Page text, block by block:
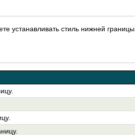
устанавливать стиль нижней границы.